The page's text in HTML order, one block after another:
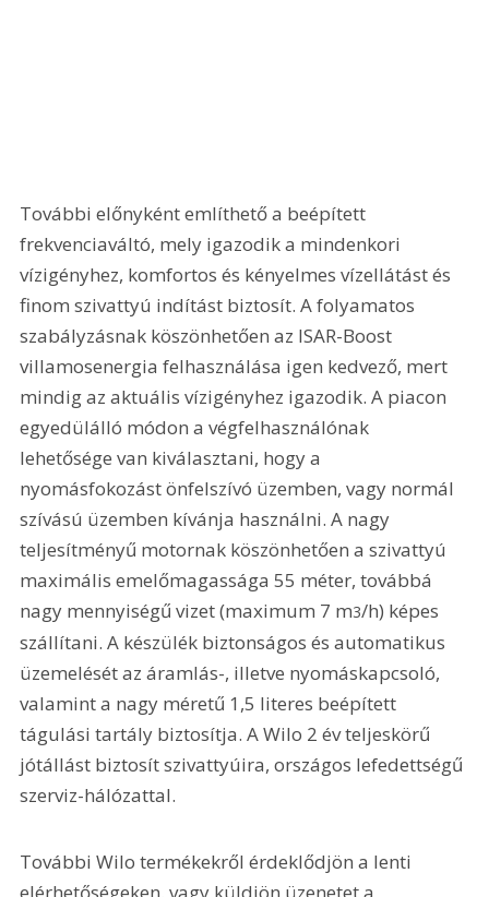
További előnyként említhető a beépített
frekvenciaváltó, mely igazodik a mindenkori
vízigényhez, komfortos és kényelmes vízellátást és
finom szivattyú indítást biztosít. A folyamatos
szabályzásnak köszönhetően az ISAR-Boost
villamosenergia felhasználása igen kedvező, mert
mindig az aktuális vízigényhez igazodik. A piacon
egyedülálló módon a végfelhasználónak
lehetősége van kiválasztani, hogy a
nyomásfokozást önfelszívó üzemben, vagy normál
szívású üzemben kívánja használni. A nagy
teljesítményű motornak köszönhetően a szivattyú
maximális emelőmagassága 55 méter, továbbá
nagy mennyiségű vizet (maximum 7 m3/h) képes
szállítani. A készülék biztonságos és automatikus
üzemelését az áramlás-, illetve nyomáskapcsoló,
valamint a nagy méretű 1,5 literes beépített
tágulási tartály biztosítja. A Wilo 2 év teljeskörű
jótállást biztosít szivattyúira, országos lefedettségű
szerviz-hálózattal.
További Wilo termékekről érdeklődjön a lenti